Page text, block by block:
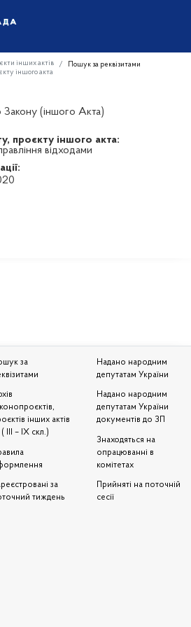
інших актів
Пошук за реквізитами
іншого акта
Закону (іншого Акта)
проєкту іншого акта:
відходами
за
інших актів
( III – IX скл.)
за
тиждень
Надано народним
депутатам України
Надано народним
депутатам України
документів до ЗП
Знаходяться на
опрацюванні в
комітетах
Прийняті на поточній
сесії